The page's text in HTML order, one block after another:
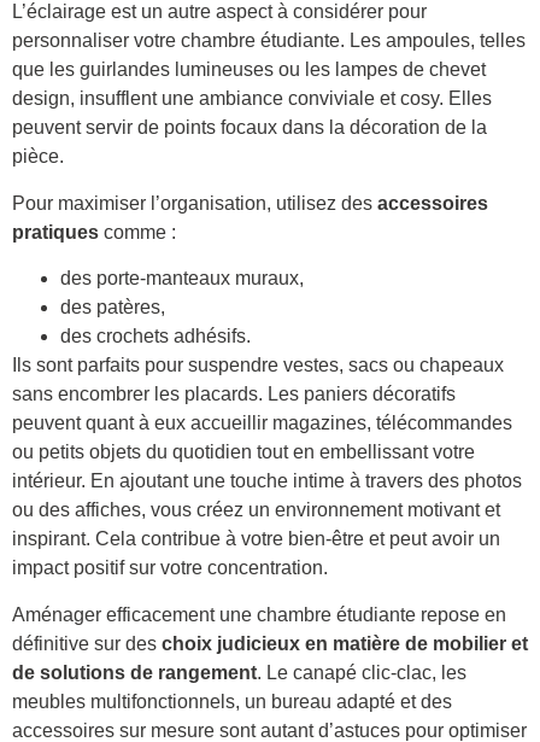
L’éclairage est un autre aspect à considérer pour
personnaliser votre chambre étudiante. Les ampoules, telles
que les guirlandes lumineuses ou les lampes de chevet
design, insufflent une ambiance conviviale et cosy. Elles
peuvent servir de points focaux dans la décoration de la
pièce.
Pour maximiser l’organisation, utilisez des accessoires
pratiques comme :
des porte-manteaux muraux,
des patères,
des crochets adhésifs.
Ils sont parfaits pour suspendre vestes, sacs ou chapeaux
sans encombrer les placards. Les paniers décoratifs
peuvent quant à eux accueillir magazines, télécommandes
ou petits objets du quotidien tout en embellissant votre
intérieur. En ajoutant une touche intime à travers des photos
ou des affiches, vous créez un environnement motivant et
inspirant. Cela contribue à votre bien-être et peut avoir un
impact positif sur votre concentration.
Aménager efficacement une chambre étudiante repose en
définitive sur des choix judicieux en matière de mobilier et
de solutions de rangement. Le canapé clic-clac, les
meubles multifonctionnels, un bureau adapté et des
accessoires sur mesure sont autant d’astuces pour optimiser